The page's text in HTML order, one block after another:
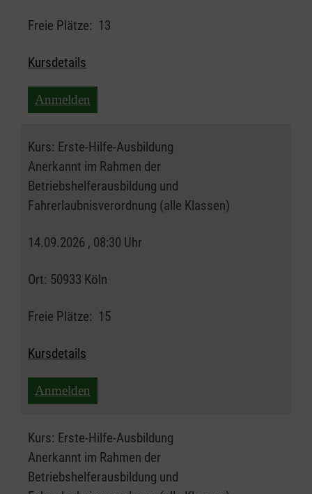
Freie Plätze: 13
Kursdetails
Anmelden
Kurs: Erste-Hilfe-Ausbildung
Anerkannt im Rahmen der
Betriebshelferausbildung und
Fahrerlaubnisverordnung (alle Klassen)
14.09.2026 , 08:30 Uhr
Ort: 50933 Köln
Freie Plätze: 15
Kursdetails
Anmelden
Kurs: Erste-Hilfe-Ausbildung
Anerkannt im Rahmen der
Betriebshelferausbildung und